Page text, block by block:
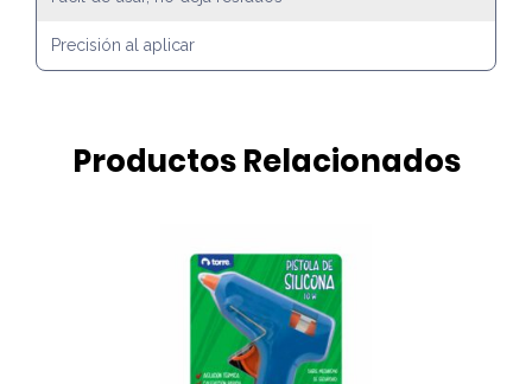
Precisión al aplicar
Productos Relacionados